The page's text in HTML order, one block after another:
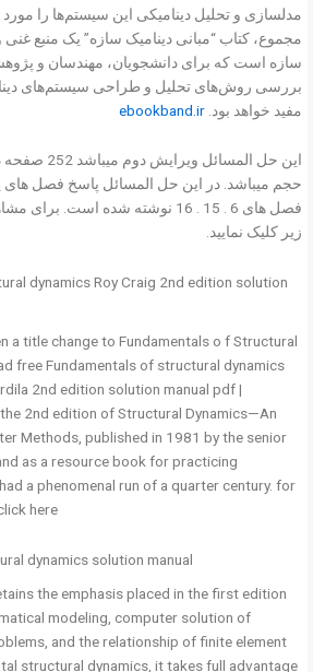
مدلسازی و تحلیل دینامیکی این سیستم‌ها را
مجموع، کتاب “مبانی دینامیک سازه” یک منبع غنی
سازه است که برای دانشجویان، مهندسان و
بررسی روش‌های تحلیل و طراحی سیستم‌های
مفید خواهد بود. ebookband.ir
حجم میباشد. در این حل المسائل پاسخ فصل های
فصل های 6 . 15 . 16 نوشته شده است.
زیر کلیک نمایید.
dynamics Roy Craig 2nd edition solution
a title change to Fundamentals o f Structural
free Fundamentals of structural dynamics
2nd edition solution manual pdf |
2nd edition of Structural Dynamics—An
Methods, published in 1981 by the senior
as a resource book for practicing
a phenomenal run of a quarter century. for
here.
dynamics solution manual
the emphasis placed in the first edition
modeling, computer solution of
and the relationship of finite element
structural dynamics, it takes full advantage